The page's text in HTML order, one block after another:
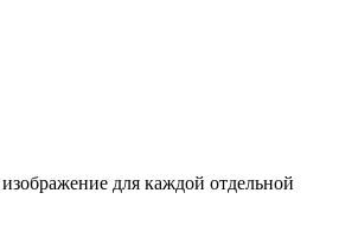
для каждой отдельной